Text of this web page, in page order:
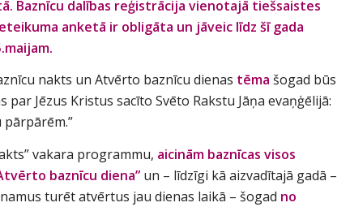
Baznīcu dalības reģistrācija vienotajā tiešsaistes
anketā ir obligāta un jāveic līdz šī gada
nakts un Atvērto baznīcu dienas tēmašogad būs
par Jēzus Kristus sacīto Svēto Rakstu Jāņa evaņģēlijā:
pārpārēm.”
vakara programmu, aicinām baznīcas visos
baznīcu diena” un – līdzīgi kā aizvadītajā gadā –
turēt atvērtus jau dienas laikā – šogad no